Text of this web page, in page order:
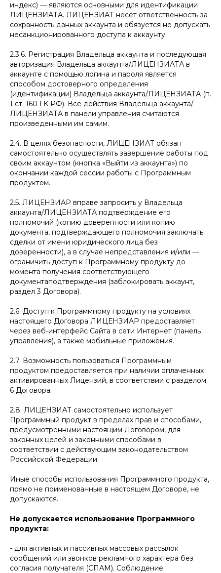
индекс) — являются основными для идентификации
ЛИЦЕНЗИАТА. ЛИЦЕНЗИАТ несёт ответственность за
сохранность данных аккаунта и обязуется не допускать
несанкционированного доступа к аккаунту.
2.3.6. Регистрация Владельца аккаунта и последующая
авторизация Владельца аккаунта/ЛИЦЕНЗИАТА в
аккаунте с помощью логина и пароля является
способом достоверного определения
(идентификации) Владельца аккаунта/ЛИЦЕНЗИАТА (п.
1 ст. 160 ГК РФ). Все действия Владельца аккаунта/
ЛИЦЕНЗИАТА в панели управления считаются
произведенными им самим.
2.4. В целях безопасности, ЛИЦЕНЗИАТ обязан
самостоятельно осуществлять завершение работы под
своим аккаунтом (кнопка «Выйти из аккаунта») по
окончании каждой сессии работы с Программным
продуктом.
2.5. ЛИЦЕНЗИАР вправе запросить у Владельца
аккаунта/ЛИЦЕНЗИАТА подтверждение его
полномочий (копию доверенности или копию
документа, подтверждающего полномочия заключать
сделки от имени юридического лица без
доверенности), а в случае непредставления и/или —
ограничить доступ к Программному продукту до
момента получения соответствующего
документаподтверждения (заблокировать аккаунт,
раздел 3 Договора).
2.6. Доступ к Программному продукту на условиях
настоящего Договора ЛИЦЕНЗИАР предоставляет
через веб-интерфейс Сайта в сети Интернет (панель
управления), а также мобильные приложения.
2.7. Возможность пользоваться Программным
продуктом предоставляется при наличии оплаченных
активированных Лицензий, в соответствии с разделом
6 Договора.
2.8. ЛИЦЕНЗИАТ самостоятельно использует
Программный продукт в пределах прав и способами,
предусмотренными настоящим Договором, для
законных целей и законными способами в
соответствии с действующим законодательством
Российской Федерации.
Иные способы использования Программного продукта,
прямо не поименованные в настоящем Договоре, не
допускаются.
Не допускается использование Программного
продукта:
- для активных и пассивных массовых рассылок
сообщений или звонков рекламного характера без
согласия получателя (СПАМ). Соблюдение